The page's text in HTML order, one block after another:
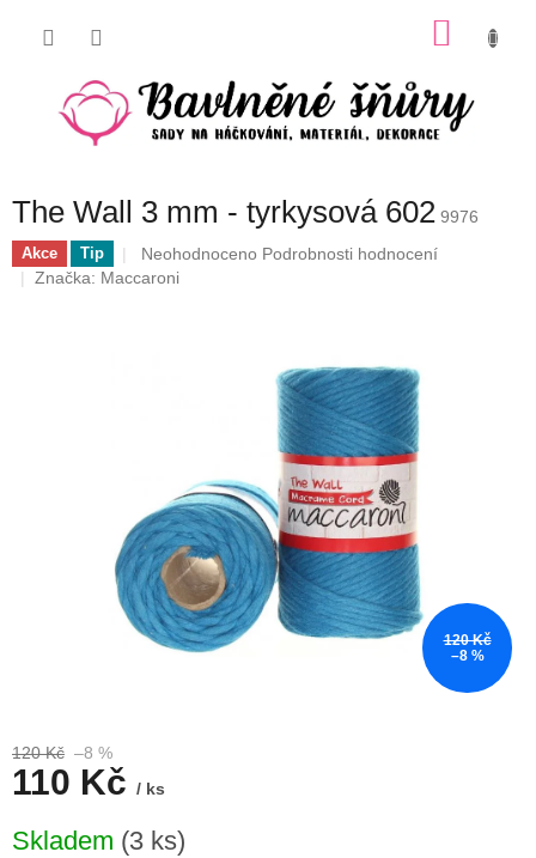
The Wall 3 mm - tyrkysová 602 9976
Akce Tip
Průměrné
hodnocení
Neohodnoceno Podrobnosti hodnocení
Značka: Maccaroni
120 Kč
–8 %
120 Kč –8 %
110 Kč / ks
cena:
Skladem (3 ks)